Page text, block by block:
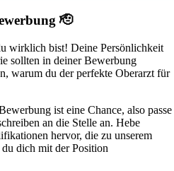
🫡
wirklich bist! Deine Persönlichkeit
sollten in deiner Bewerbung
warum du der perfekte Oberarzt für
ist eine Chance, also passe
an die Stelle an. Hebe
hervor, die zu unserem
dich mit der Position